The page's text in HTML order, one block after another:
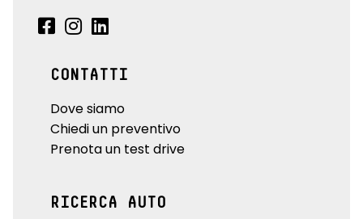
CONTATTI
Dove siamo
Chiedi un preventivo
Prenota un test drive
RICERCA AUTO